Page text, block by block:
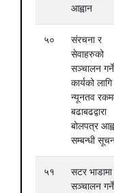
आह्वान
५०
संरचना र
सेवाहरुको
सञ्चालन गर्ने
कार्यको लागि
न्यूनतव
बढाबढद्वारा
बोलपत्र
सम्बन्धी
५१
सटर भाडामा
सञ्चालन गर्ने